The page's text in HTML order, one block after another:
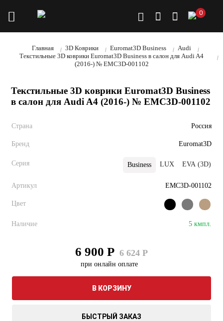
0
Главная 3D Коврики Euromat3D Business
Audi
Текстильные 3D коврики Euromat3D Business в салон для Audi A4
(2016-) № EMC3D-001102
Текстильные 3D коврики Euromat3D Business
в салон для Audi A4 (2016-) № EMC3D-001102
Страна Россия
Бренд Euromat3D
Серия Business LUX EVA (3D)
Артикул EMC3D-001102
Цвет
Наличие 5 кмпл.
6 900 Р 6 624 Р
при онлайн оплате
В КОРЗИНУ
БЫСТРЫЙ ЗАКАЗ